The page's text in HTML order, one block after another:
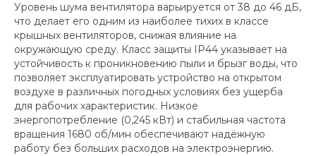
Уровень шума вентилятора варьируется от 38 до 46 дБ,
что делает его одним из наиболее тихих в классе
крышных вентиляторов, снижая влияние на
окружающую среду. Класс защиты IP44 указывает на
устойчивость к проникновению пыли и брызг воды, что
позволяет эксплуатировать устройство на открытом
воздухе в различных погодных условиях без ущерба
для рабочих характеристик. Низкое
энергопотребление (0,245 кВт) и стабильная частота
вращения 1680 об/мин обеспечивают надёжную
работу без больших расходов на электроэнергию.